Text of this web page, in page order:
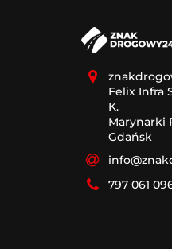
Felix Infra
K.
Marynarki
Gdańsk
797 061